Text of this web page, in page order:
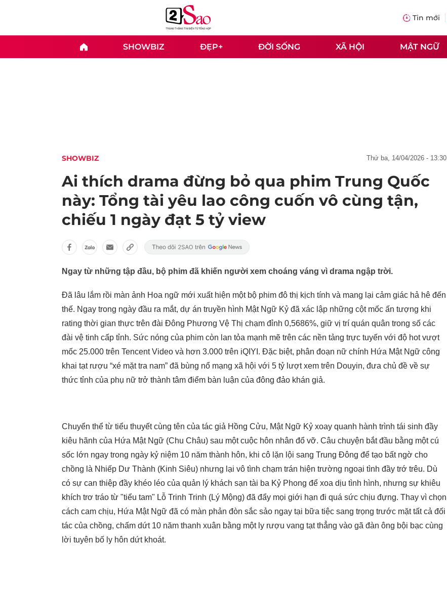
Tin mới
SHOWBIZ ĐẸP+ ĐỜI SỐNG XÃ HỘI MẬT NGỮ
SHOWBIZ thứ ba, 14/04/2026 - 13:30
Ai thích drama đừng bỏ qua phim Trung Quốc
này: Tổng tài yêu lao công cuốn vô cùng tận,
chiếu 1 ngày đạt 5 tỷ view
Ngay từ những tập đầu, bộ phim đã khiến người xem choáng váng vì drama ngập trời.
Đã lâu lắm rồi màn ảnh Hoa ngữ mới xuất hiện một bộ phim đô thị kịch tính và mang lại cảm giác hả hê đến
thế. Ngay trong ngày đầu ra mắt, dự án truyền hình Mật Ngữ Kỷ đã xác lập những cột mốc ấn tượng khi
rating thời gian thực trên đài Đông Phương Vệ Thị chạm đỉnh 0,5686%, giữ vị trí quán quân trong số các
đài vệ tinh cấp tỉnh. Sức nóng của phim còn lan tỏa mạnh mẽ trên các nền tảng trực tuyến với độ hot vượt
mốc 25.000 trên Tencent Video và hơn 3.000 trên iQIYI. Đặc biệt, phân đoạn nữ chính Hứa Mật Ngữ công
khai tạt rượu “xé mặt tra nam” đã bùng nổ mạng xã hội với 5 tỷ lượt xem trên Douyin, đưa chủ đề về sự
thức tỉnh của phụ nữ trở thành tâm điểm bàn luận của đông đảo khán giả.
Chuyển thể từ tiểu thuyết cùng tên của tác giả Hồng Cửu, Mật Ngữ Kỷ xoay quanh hành trình tái sinh đầy
kiêu hãnh của Hứa Mật Ngữ (Chu Châu) sau một cuộc hôn nhân đổ vỡ. Câu chuyện bắt đầu bằng một cú
sốc lớn ngay trong ngày kỷ niệm 10 năm thành hôn, khi cô lặn lội sang Trung Đông để tạo bất ngờ cho
chồng là Nhiếp Dư Thành (Kinh Siêu) nhưng lại vô tình chạm trán hiện trường ngoại tình đầy trớ trêu. Dù
có sự can thiệp đầy khéo léo của quản lý khách sạn tài ba Kỷ Phong để xoa dịu tình hình, nhưng sự khiêu
khích trơ tráo từ "tiểu tam" Lỗ Trinh Trinh (Lý Mộng) đã đẩy mọi giới hạn đi quá sức chịu đựng. Thay vì chọn
cách cam chịu, Hứa Mật Ngữ đã có màn phản đòn sắc sảo ngay tại bữa tiệc sang trọng trước mặt tất cả đối
tác của chồng, chấm dứt 10 năm thanh xuân bằng một ly rượu vang tạt thẳng vào gã đàn ông bội bạc cùng
lời tuyên bố ly hôn dứt khoát.